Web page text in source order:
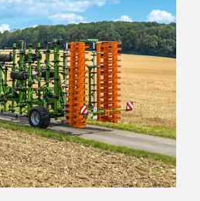
K700, de différents
de boule d’attelage K80.